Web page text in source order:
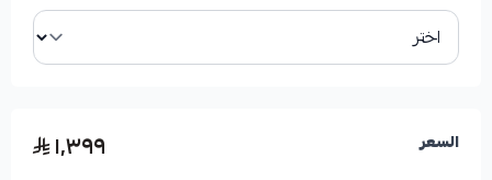
السعر ١٬٣٩٩